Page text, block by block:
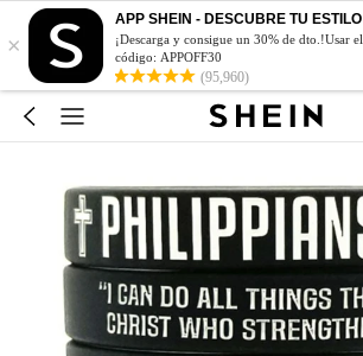
×
APP SHEIN - DESCUBRE TU ESTILO
¡Descarga y consigue un 30% de dto.!Usar el
código: APPOFF30
(95,960)